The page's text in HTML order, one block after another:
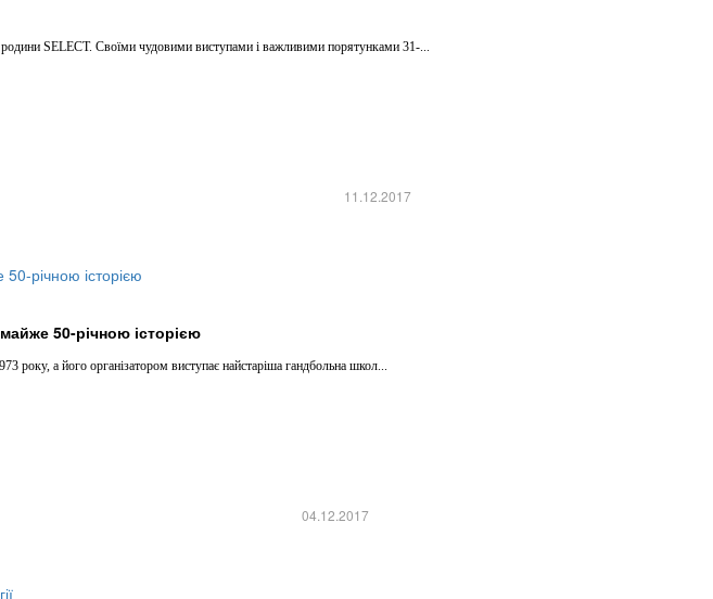
11.12.2017
родини SELECT. Своїми чудовими виступами і важливими порятунками 31-...
04.12.2017
50-річною історією
року, а його організатором виступає найстаріша гандбольна школ...